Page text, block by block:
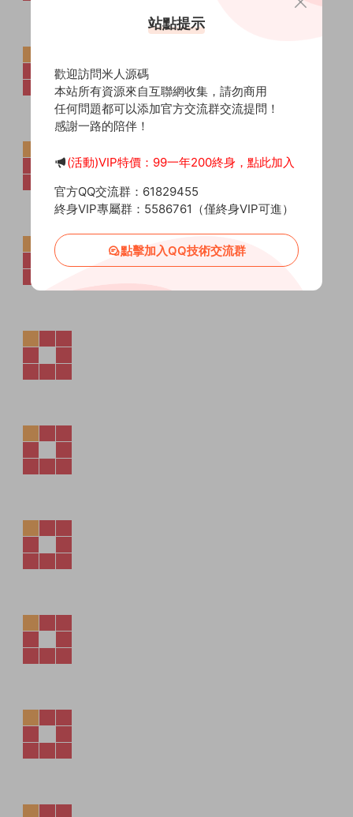
站點提示
歡迎訪問米人源碼
本站所有資源來自互聯網收集，請勿商用
任何問題都可以添加官方交流群交流提問！
感謝一路的陪伴！
(活動)VIP特價：99一年200終身，點此加入
官方QQ交流群：61829455
終身VIP專屬群：5586761（僅終身VIP可進）
點擊加入QQ技術交流群